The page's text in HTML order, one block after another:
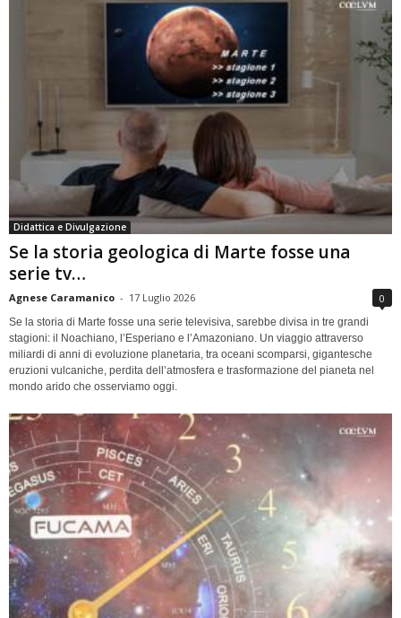
Didattica e Divulgazione
Se la storia geologica di Marte fosse una
serie tv…
Agnese Caramanico - 17 Luglio 2026 0
Se la storia di Marte fosse una serie televisiva, sarebbe divisa in tre grandi
stagioni: il Noachiano, l’Esperiano e l’Amazoniano. Un viaggio attraverso
miliardi di anni di evoluzione planetaria, tra oceani scomparsi, gigantesche
eruzioni vulcaniche, perdita dell’atmosfera e trasformazione del pianeta nel
mondo arido che osserviamo oggi.